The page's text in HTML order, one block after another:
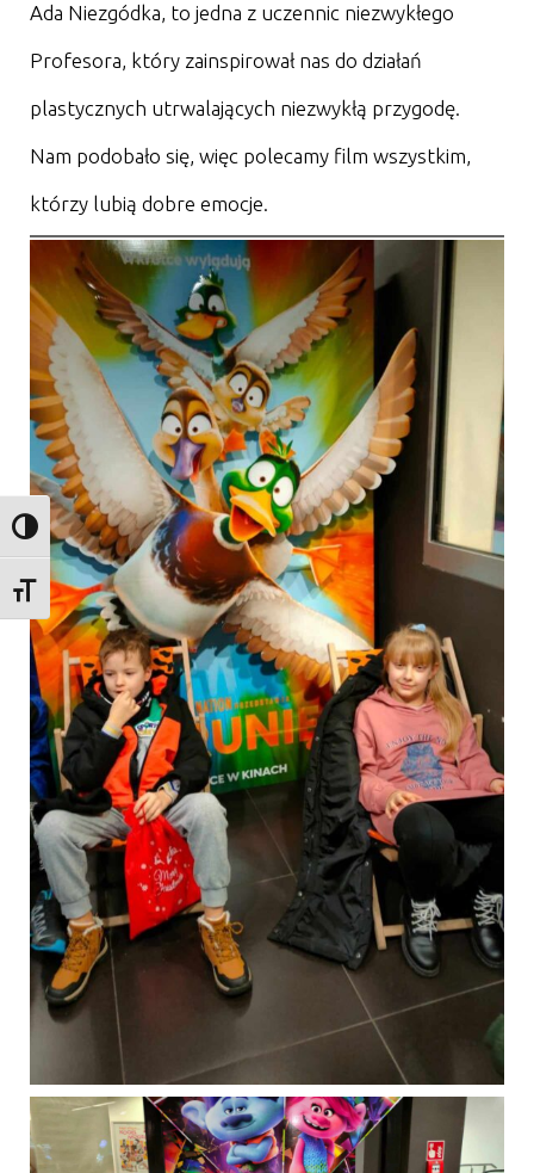
Toggle High Contrast
Toggle Font size
Ada Niezgódka, to jedna z uczennic niezwykłego
Profesora, który zainspirował nas do działań
plastycznych utrwalających niezwykłą przygodę.
Nam podobało się, więc polecamy film wszystkim,
którzy lubią dobre emocje.